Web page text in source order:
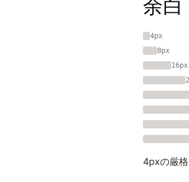
4px
8px
16px
4pxの厳